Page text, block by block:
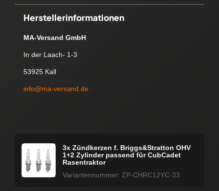
Herstellerinformationen
MA-Versand GmbH
In der Laach- 1-3
53925 Kall
info@ma-versand.de
3x Zündkerzen f. Briggs&Stratton OHV
1+2 Zylinder passend für CubCadet
Rasentraktor
Variantennummer: ZP-CHRC12YC-33